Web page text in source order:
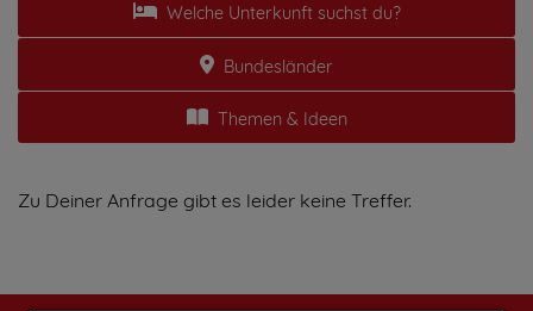
Welche Unterkunft suchst du?
Bundesländer
Themen & Ideen
Zu Deiner Anfrage gibt es leider keine Treffer.